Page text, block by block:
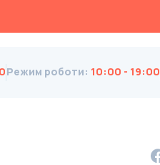
Режим роботи: 10:00 - 19:00